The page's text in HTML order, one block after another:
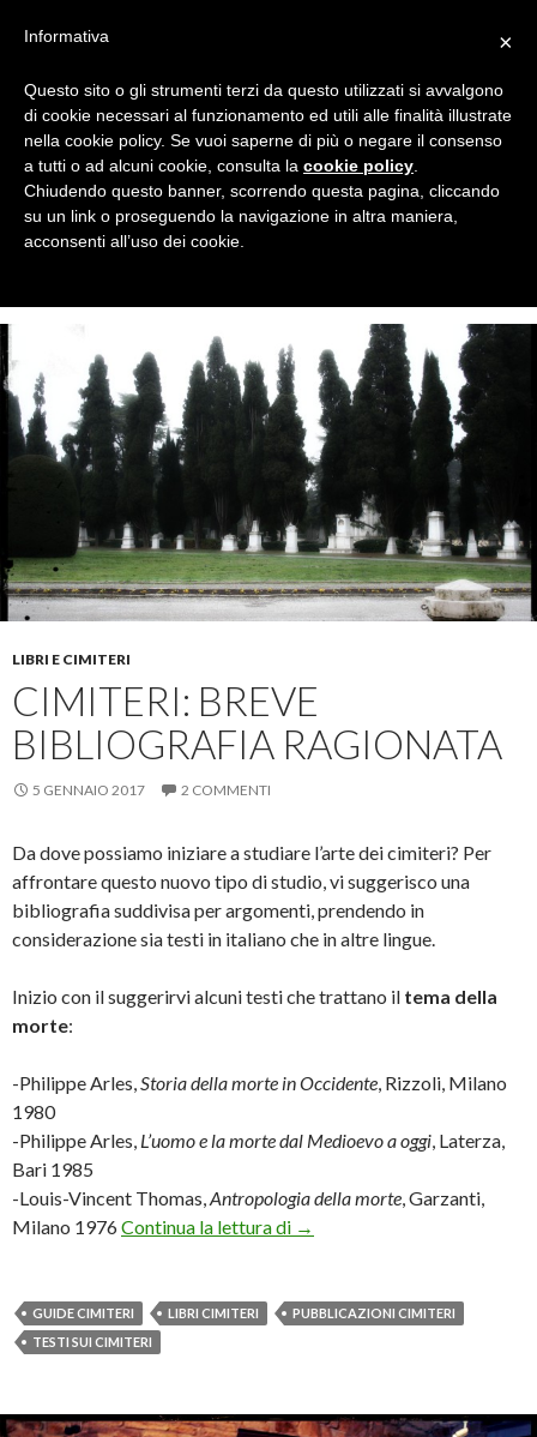
Necroturismo
Cerca
AL
CONTENUTO
Archivi categoria: Libri e cimiteri
LIBRI E CIMITERI
CIMITERI: BREVE
BIBLIOGRAFIA RAGIONATA
5 GENNAIO 2017 2 COMMENTI
Da dove possiamo iniziare a studiare l’arte dei cimiteri? Per
affrontare questo nuovo tipo di studio, vi suggerisco una
bibliografia suddivisa per argomenti, prendendo in
considerazione sia testi in italiano che in altre lingue.
Inizio con il suggerirvi alcuni testi che trattano il tema della
morte:
-Philippe Arles, Storia della morte in Occidente , Rizzoli, Milano
1980
-Philippe Arles, L’uomo e la morte dal Medioevo a oggi , Laterza,
Bari 1985
-Louis-Vincent Thomas, Antropologia della morte , Garzanti,
Milano 1976Continua la lettura di Cimiteri: breve bibliografia
→
GUIDE CIMITERI LIBRI CIMITERI
PUBBLICAZIONI CIMITERI
TESTI SUI CIMITERI
×
Informativa
Questo sito o gli strumenti terzi da questo utilizzati si avvalgono
di cookie necessari al funzionamento ed utili alle finalità illustrate
nella cookie policy. Se vuoi saperne di più o negare il consenso
a tutti o ad alcuni cookie, consulta la cookie policy
Chiudendo questo banner, scorrendo questa pagina, cliccando
su un link o proseguendo la navigazione in altra maniera,
acconsenti all’uso dei cookie.